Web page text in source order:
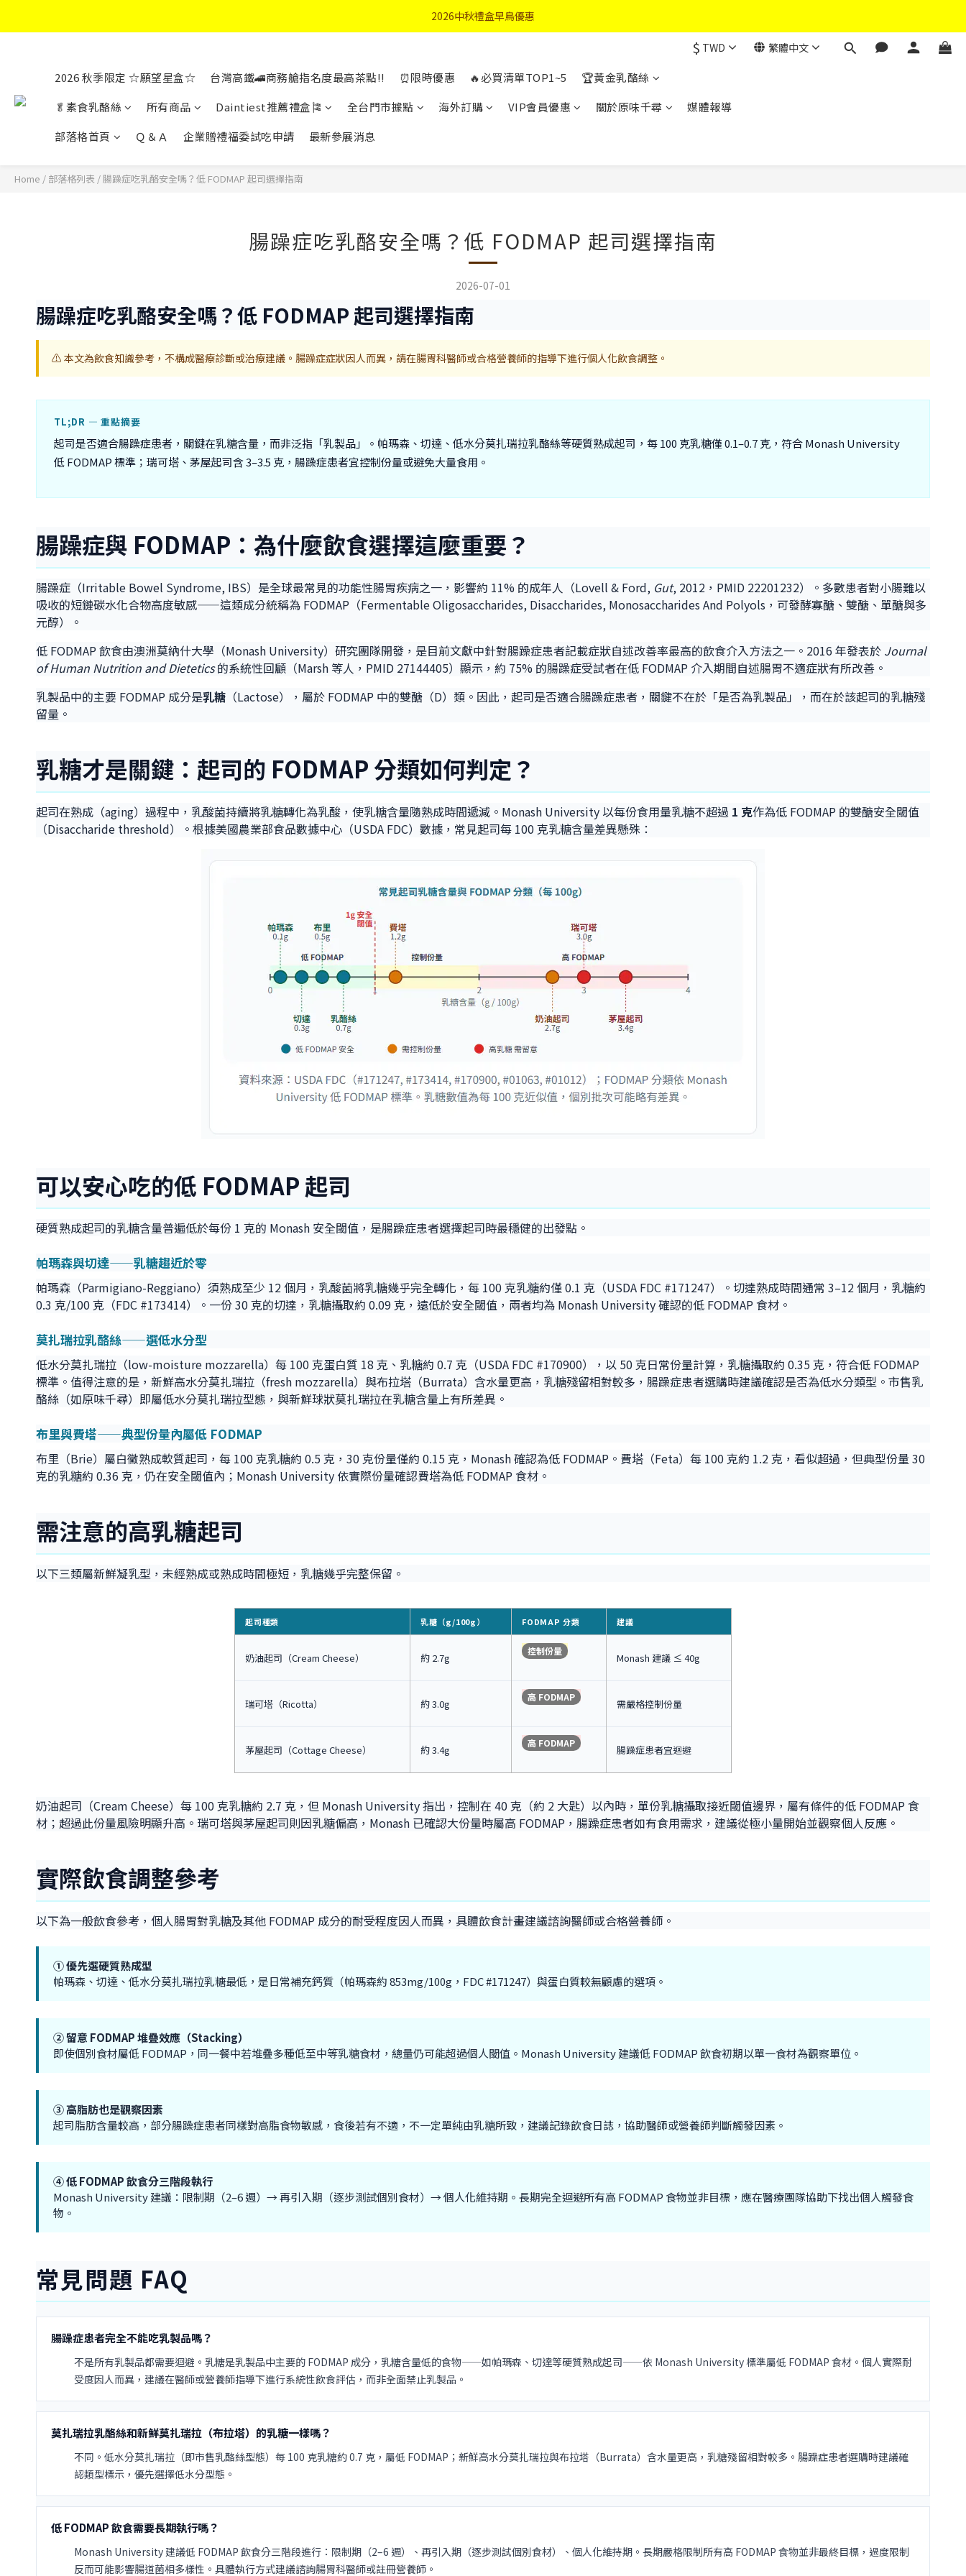
首購優惠輸入"N50"現折50元
2026中秋禮盒早鳥優惠
$ TWD 繁體中文
2026 秋季限定 ☆願望星盒☆ 台灣高鐵🚄商務艙指名度最高茶點!! ⏰限時優惠 🔥必買清單TOP1~5
🏆黃金乳酪絲
🥬素食乳酪絲
所有商品 Daintiest推薦禮盒🎏 全台門市據點 海外訂購 VIP會員優惠 關於原味千尋
媒體報導
部落格首頁
Ｑ＆Ａ 企業贈禮福委試吃申請 最新參展消息
Home / 部落格列表 /腸躁症吃乳酪安全嗎？低 FODMAP 起司選擇指南
腸躁症吃乳酪安全嗎？低 FODMAP 起司選擇指南
2026-07-01
腸躁症吃乳酪安全嗎？低 FODMAP 起司選擇指南
⚠️ 本文為飲食知識參考，不構成醫療診斷或治療建議。腸躁症症狀因人而異，請在腸胃科醫師或合格營養師的指導下進行個人化飲食調整。
TL;DR — 重點摘要
起司是否適合腸躁症患者，關鍵在乳糖含量，而非泛指「乳製品」。帕瑪森、切達、低水分莫扎瑞拉乳酪絲等硬質熟成起司，每 100 克乳糖僅 0.1–0.7 克，符合 Monash University
低 FODMAP 標準；瑞可塔、茅屋起司含 3–3.5 克，腸躁症患者宜控制份量或避免大量食用。
腸躁症與 FODMAP：為什麼飲食選擇這麼重要？
腸躁症（Irritable Bowel Syndrome, IBS）是全球最常見的功能性腸胃疾病之一，影響約 11% 的成年人（Lovell & Ford, Gut, 2012，PMID 22201232）。多數患者對小腸難以
吸收的短鏈碳水化合物高度敏感——這類成分統稱為 FODMAP（Fermentable Oligosaccharides, Disaccharides, Monosaccharides And Polyols，可發酵寡醣、雙醣、單醣與多
元醇）。
低 FODMAP 飲食由澳洲莫納什大學（Monash University）研究團隊開發，是目前文獻中針對腸躁症患者記載症狀自述改善率最高的飲食介入方法之一。2016 年發表於 Journal
of Human Nutrition and Dietetics的系統性回顧（Marsh 等人，PMID 27144405）顯示，約 75% 的腸躁症受試者在低 FODMAP 介入期間自述腸胃不適症狀有所改善。
乳製品中的主要 FODMAP 成分是乳糖 （Lactose），屬於 FODMAP 中的雙醣（D）類。因此，起司是否適合腸躁症患者，關鍵不在於「是否為乳製品」，而在於該起司的乳糖殘
留量。
乳糖才是關鍵：起司的 FODMAP 分類如何判定？
起司在熟成（aging）過程中，乳酸菌持續將乳糖轉化為乳酸，使乳糖含量隨熟成時間遞減。Monash University 以每份食用量乳糖不超過 1 克作為低 FODMAP 的雙醣安全閾值
（Disaccharide threshold）。根據美國農業部食品數據中心（USDA FDC）數據，常見起司每 100 克乳糖含量差異懸殊：
可以安心吃的低 FODMAP 起司
硬質熟成起司的乳糖含量普遍低於每份 1 克的 Monash 安全閾值，是腸躁症患者選擇起司時最穩健的出發點。
帕瑪森與切達——乳糖趨近於零
帕瑪森（Parmigiano-Reggiano）須熟成至少 12 個月，乳酸菌將乳糖幾乎完全轉化，每 100 克乳糖約僅 0.1 克（USDA FDC #171247）。切達熟成時間通常 3–12 個月，乳糖約
0.3 克/100 克（FDC #173414）。一份 30 克的切達，乳糖攝取約 0.09 克，遠低於安全閾值，兩者均為 Monash University 確認的低 FODMAP 食材。
莫扎瑞拉乳酪絲——選低水分型
低水分莫扎瑞拉（low-moisture mozzarella）每 100 克蛋白質 18 克、乳糖約 0.7 克（USDA FDC #170900），以 50 克日常份量計算，乳糖攝取約 0.35 克，符合低 FODMAP
標準。值得注意的是，新鮮高水分莫扎瑞拉（fresh mozzarella）與布拉塔（Burrata）含水量更高，乳糖殘留相對較多，腸躁症患者選購時建議確認是否為低水分類型。市售乳
酪絲（如原味千尋）即屬低水分莫扎瑞拉型態，與新鮮球狀莫扎瑞拉在乳糖含量上有所差異。
布里與費塔——典型份量內屬低 FODMAP
布里（Brie）屬白黴熟成軟質起司，每 100 克乳糖約 0.5 克，30 克份量僅約 0.15 克，Monash 確認為低 FODMAP。費塔（Feta）每 100 克約 1.2 克，看似超過，但典型份量 30
克的乳糖約 0.36 克，仍在安全閾值內；Monash University 依實際份量確認費塔為低 FODMAP 食材。
需注意的高乳糖起司
以下三類屬新鮮凝乳型，未經熟成或熟成時間極短，乳糖幾乎完整保留。
起司種類 乳糖（g/100g） FODMAP 分類 建議
奶油起司（Cream Cheese） 約 2.7g
控制份量
Monash 建議 ≤ 40g
瑞可塔（Ricotta） 約 3.0g
高 FODMAP
需嚴格控制份量
茅屋起司（Cottage Cheese） 約 3.4g
高 FODMAP
腸躁症患者宜迴避
奶油起司（Cream Cheese）每 100 克乳糖約 2.7 克，但 Monash University 指出，控制在 40 克（約 2 大匙）以內時，單份乳糖攝取接近閾值邊界，屬有條件的低 FODMAP 食
材；超過此份量風險明顯升高。瑞可塔與茅屋起司則因乳糖偏高，Monash 已確認大份量時屬高 FODMAP，腸躁症患者如有食用需求，建議從極小量開始並觀察個人反應。
實際飲食調整參考
以下為一般飲食參考，個人腸胃對乳糖及其他 FODMAP 成分的耐受程度因人而異，具體飲食計畫建議諮詢醫師或合格營養師。
① 優先選硬質熟成型
帕瑪森、切達、低水分莫扎瑞拉乳糖最低，是日常補充鈣質（帕瑪森約 853mg/100g，FDC #171247）與蛋白質較無顧慮的選項。
② 留意 FODMAP 堆疊效應（Stacking）
即使個別食材屬低 FODMAP，同一餐中若堆疊多種低至中等乳糖食材，總量仍可能超過個人閾值。Monash University 建議低 FODMAP 飲食初期以單一食材為觀察單位。
③ 高脂肪也是觀察因素
起司脂肪含量較高，部分腸躁症患者同樣對高脂食物敏感，食後若有不適，不一定單純由乳糖所致，建議記錄飲食日誌，協助醫師或營養師判斷觸發因素。
④ 低 FODMAP 飲食分三階段執行
Monash University 建議：限制期（2–6 週）→ 再引入期（逐步測試個別食材）→ 個人化維持期。長期完全迴避所有高 FODMAP 食物並非目標，應在醫療團隊協助下找出個人觸發食
物。
常見問題 FAQ
腸躁症患者完全不能吃乳製品嗎？
不是所有乳製品都需要迴避。乳糖是乳製品中主要的 FODMAP 成分，乳糖含量低的食物——如帕瑪森、切達等硬質熟成起司——依 Monash University 標準屬低 FODMAP 食材。個人實際耐
受度因人而異，建議在醫師或營養師指導下進行系統性飲食評估，而非全面禁止乳製品。
莫扎瑞拉乳酪絲和新鮮莫扎瑞拉（布拉塔）的乳糖一樣嗎？
不同。低水分莫扎瑞拉（即市售乳酪絲型態）每 100 克乳糖約 0.7 克，屬低 FODMAP；新鮮高水分莫扎瑞拉與布拉塔（Burrata）含水量更高，乳糖殘留相對較多。腸躁症患者選購時建議確
認類型標示，優先選擇低水分型態。
低 FODMAP 飲食需要長期執行嗎？
Monash University 建議低 FODMAP 飲食分三階段進行：限制期（2–6 週）、再引入期（逐步測試個別食材）、個人化維持期。長期嚴格限制所有高 FODMAP 食物並非最終目標，過度限制
反而可能影響腸道菌相多樣性。具體執行方式建議諮詢腸胃科醫師或註冊營養師。